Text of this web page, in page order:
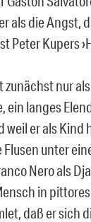
als die Angst,
Peter Kupers
nur
ein langes
weil er als
unter
Nero als
in
daß er sich